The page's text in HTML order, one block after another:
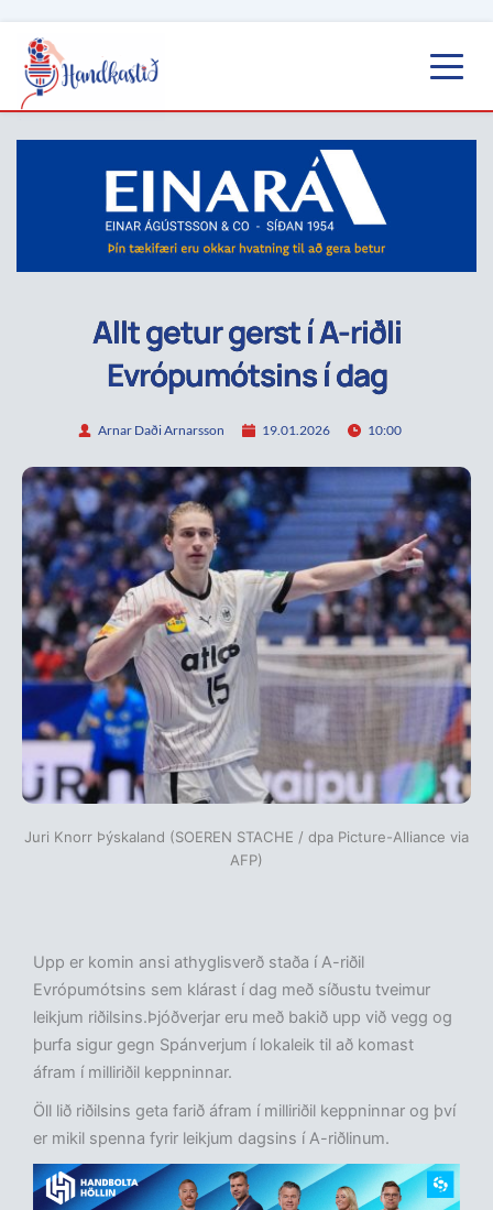
Allt getur gerst í A-riðli
Evrópumótsins í dag
Arnar Daði Arnarsson 19.01.2026 10:00
Juri Knorr Þýskaland (SOEREN STACHE / dpa Picture-Alliance via
AFP)
Upp er komin ansi athyglisverð staða í A-riðil
Evrópumótsins sem klárast í dag með síðustu tveimur
leikjum riðilsins.Þjóðverjar eru með bakið upp við vegg og
þurfa sigur gegn Spánverjum í lokaleik til að komast
áfram í milliriðil keppninnar.
Öll lið riðilsins geta farið áfram í milliriðil keppninnar og því
er mikil spenna fyrir leikjum dagsins í A-riðlinum.